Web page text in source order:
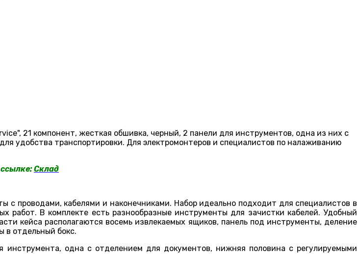
21 компонент, жесткая обшивка, черный, 2 панели для инструментов, одна из них с
удобства транспортировки. Для электромонтеров и специалистов по налаживанию
Склад
с проводами, кабелями и наконечниками. Набор идеально подходит для специалистов в
В комплекте есть разнообразные инструменты для зачистки кабелей. Удобный
кейса располагаются восемь извлекаемых ящиков, панель под инструменты, деление
в отдельный бокс.
одна с отделением для документов, нижняя половина с регулируемыми